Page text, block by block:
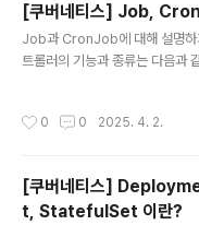
P (기본값):클러스터 내부에서만
당합니다. 외부에서 직접 접근은
간 통신에 주로 사용됩니다
수 있습니다.LoadBalancer:클라
[쿠버네티스] Job,
Job과 CronJob에 대해 설명하
트롤러의 기능과 종류는 다음과
어보려고 합니다.Job이란?job
행결과를 알려줍니다.목적: Job
는 단발성 작업이나 배치 작업을
0 0 2025. 4. 2.
[쿠버네티스]
t, StatefulSet 이란?